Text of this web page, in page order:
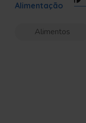
Alimentação
Alimentos